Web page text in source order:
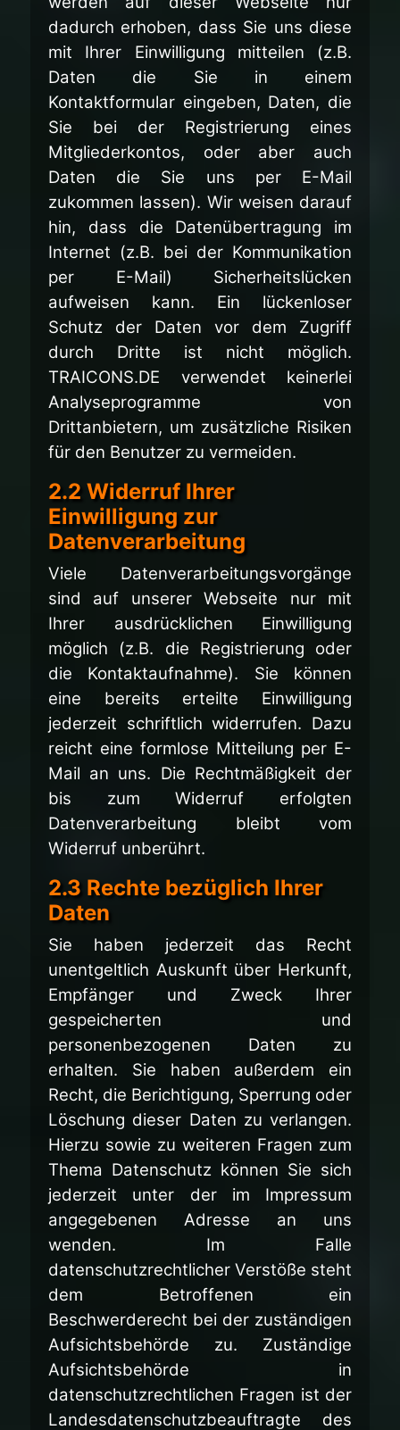
dadurch erhoben, dass Sie uns diese
mit Ihrer Einwilligung mitteilen (z.B.
Daten die Sie in einem
Kontaktformular eingeben, Daten, die
Sie bei der Registrierung eines
Mitgliederkontos, oder aber auch
Daten die Sie uns per E-Mail
zukommen lassen). Wir weisen darauf
hin, dass die Datenübertragung im
Internet (z.B. bei der Kommunikation
per E-Mail) Sicherheitslücken
aufweisen kann. Ein lückenloser
Schutz der Daten vor dem Zugriff
durch Dritte ist nicht möglich.
TRAICONS.DE verwendet keinerlei
Analyseprogramme von
Drittanbietern, um zusätzliche Risiken
für den Benutzer zu vermeiden.
2.2 Widerruf Ihrer
Einwilligung zur
Datenverarbeitung
Viele Datenverarbeitungsvorgänge
sind auf unserer Webseite nur mit
Ihrer ausdrücklichen Einwilligung
möglich (z.B. die Registrierung oder
die Kontaktaufnahme). Sie können
eine bereits erteilte Einwilligung
jederzeit schriftlich widerrufen. Dazu
reicht eine formlose Mitteilung per E-
Mail an uns. Die Rechtmäßigkeit der
bis zum Widerruf erfolgten
Datenverarbeitung bleibt vom
Widerruf unberührt.
2.3 Rechte bezüglich Ihrer
Daten
Sie haben jederzeit das Recht
unentgeltlich Auskunft über Herkunft,
Empfänger und Zweck Ihrer
gespeicherten und
personenbezogenen Daten zu
erhalten. Sie haben außerdem ein
Recht, die Berichtigung, Sperrung oder
Löschung dieser Daten zu verlangen.
Hierzu sowie zu weiteren Fragen zum
Thema Datenschutz können Sie sich
jederzeit unter der im Impressum
angegebenen Adresse an uns
wenden. Im Falle
datenschutzrechtlicher Verstöße steht
dem Betroffenen ein
Beschwerderecht bei der zuständigen
Aufsichtsbehörde zu. Zuständige
Aufsichtsbehörde in
datenschutzrechtlichen Fragen ist der
Landesdatenschutzbeauftragte des